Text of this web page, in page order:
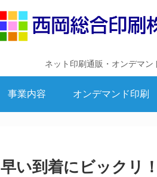
ネット印刷通販・オンデマン
事業内容 オンデマンド印刷
早い到着にビックリ！